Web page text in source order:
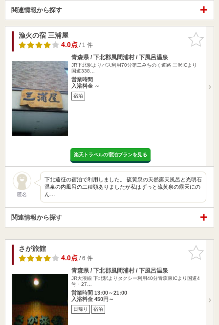
関連情報から探す
お気に入
りに追加
漁火の宿 三浦屋
4.0点/ 1 件
青森県 / 下北郡風間浦村 / 下風呂温泉
JR下北駅よりバス利用70分第二みちのく道路 三沢ICより
国道338…
営業時間
入浴料金 ～
宿泊
楽天トラベルの宿泊プランを見る
匿名
下北遠征の宿泊で利用しました。 硫黄泉の天然露天風呂と光明石
温泉の内風呂の二種類ありましたが私はずっと硫黄泉の露天にの
ん…
関連情報から探す
お気に入
りに追加
さが旅館
4.0点/ 6 件
青森県 / 下北郡風間浦村 / 下風呂温泉
JR大湊線 下北駅よりタクシー利用40分青森東ICより国道4
号・27…
営業時間 13:00～21:00
入浴料金 450円～
日帰り 宿泊